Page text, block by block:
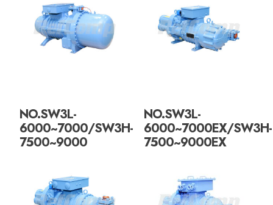
NO.SW3L-
6000~7000/SW3H-
7500~9000
NO.SW3L-
6000~7000EX/SW3H-
7500~9000EX